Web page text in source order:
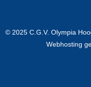
© 2025 C.G.V. Olympia
Webhosting